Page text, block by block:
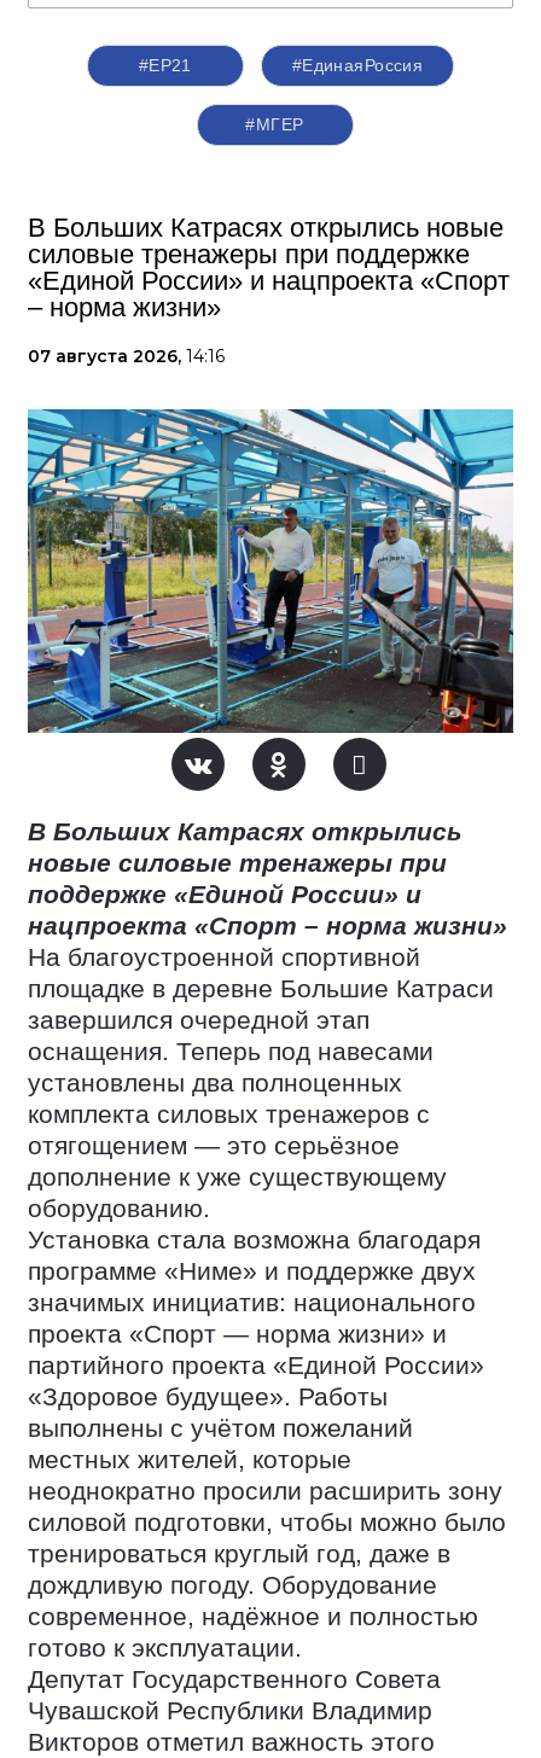
#ЕР21 #ЕдинаяРоссия
#‎МГЕР‬
В Больших Катрасях открылись новые
силовые тренажеры при поддержке
«Единой России» и нацпроекта «Спорт
– норма жизни»
07 августа 2026, 14:16
В Больших Катрасях открылись
новые силовые тренажеры при
поддержке «Единой России» и
нацпроекта «Спорт – норма жизни»
На благоустроенной спортивной
площадке в деревне Большие Катраси
завершился очередной этап
оснащения. Теперь под навесами
установлены два полноценных
комплекта силовых тренажеров с
отягощением — это серьёзное
дополнение к уже существующему
оборудованию.
Установка стала возможна благодаря
программе «Ниме» и поддержке двух
значимых инициатив: национального
проекта «Спорт — норма жизни» и
партийного проекта «Единой России»
«Здоровое будущее». Работы
выполнены с учётом пожеланий
местных жителей, которые
неоднократно просили расширить зону
силовой подготовки, чтобы можно было
тренироваться круглый год, даже в
дождливую погоду. Оборудование
современное, надёжное и полностью
готово к эксплуатации.
Депутат Государственного Совета
Чувашской Республики Владимир
Викторов отметил важность этого